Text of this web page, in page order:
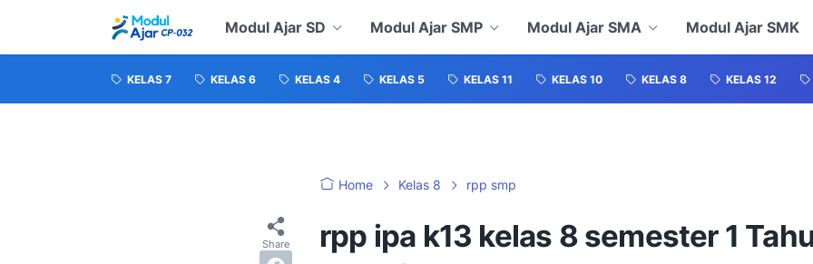
Modul Ajar SD Modul Ajar SMP Modul Ajar SMA Modul Ajar SMK
KELAS 7 KELAS 6 KELAS 4 KELAS 5 KELAS 11 KELAS 10 KELAS 8 KELAS 12
Home Kelas 8 rpp smp
rpp ipa k13 kelas 8 semester 1